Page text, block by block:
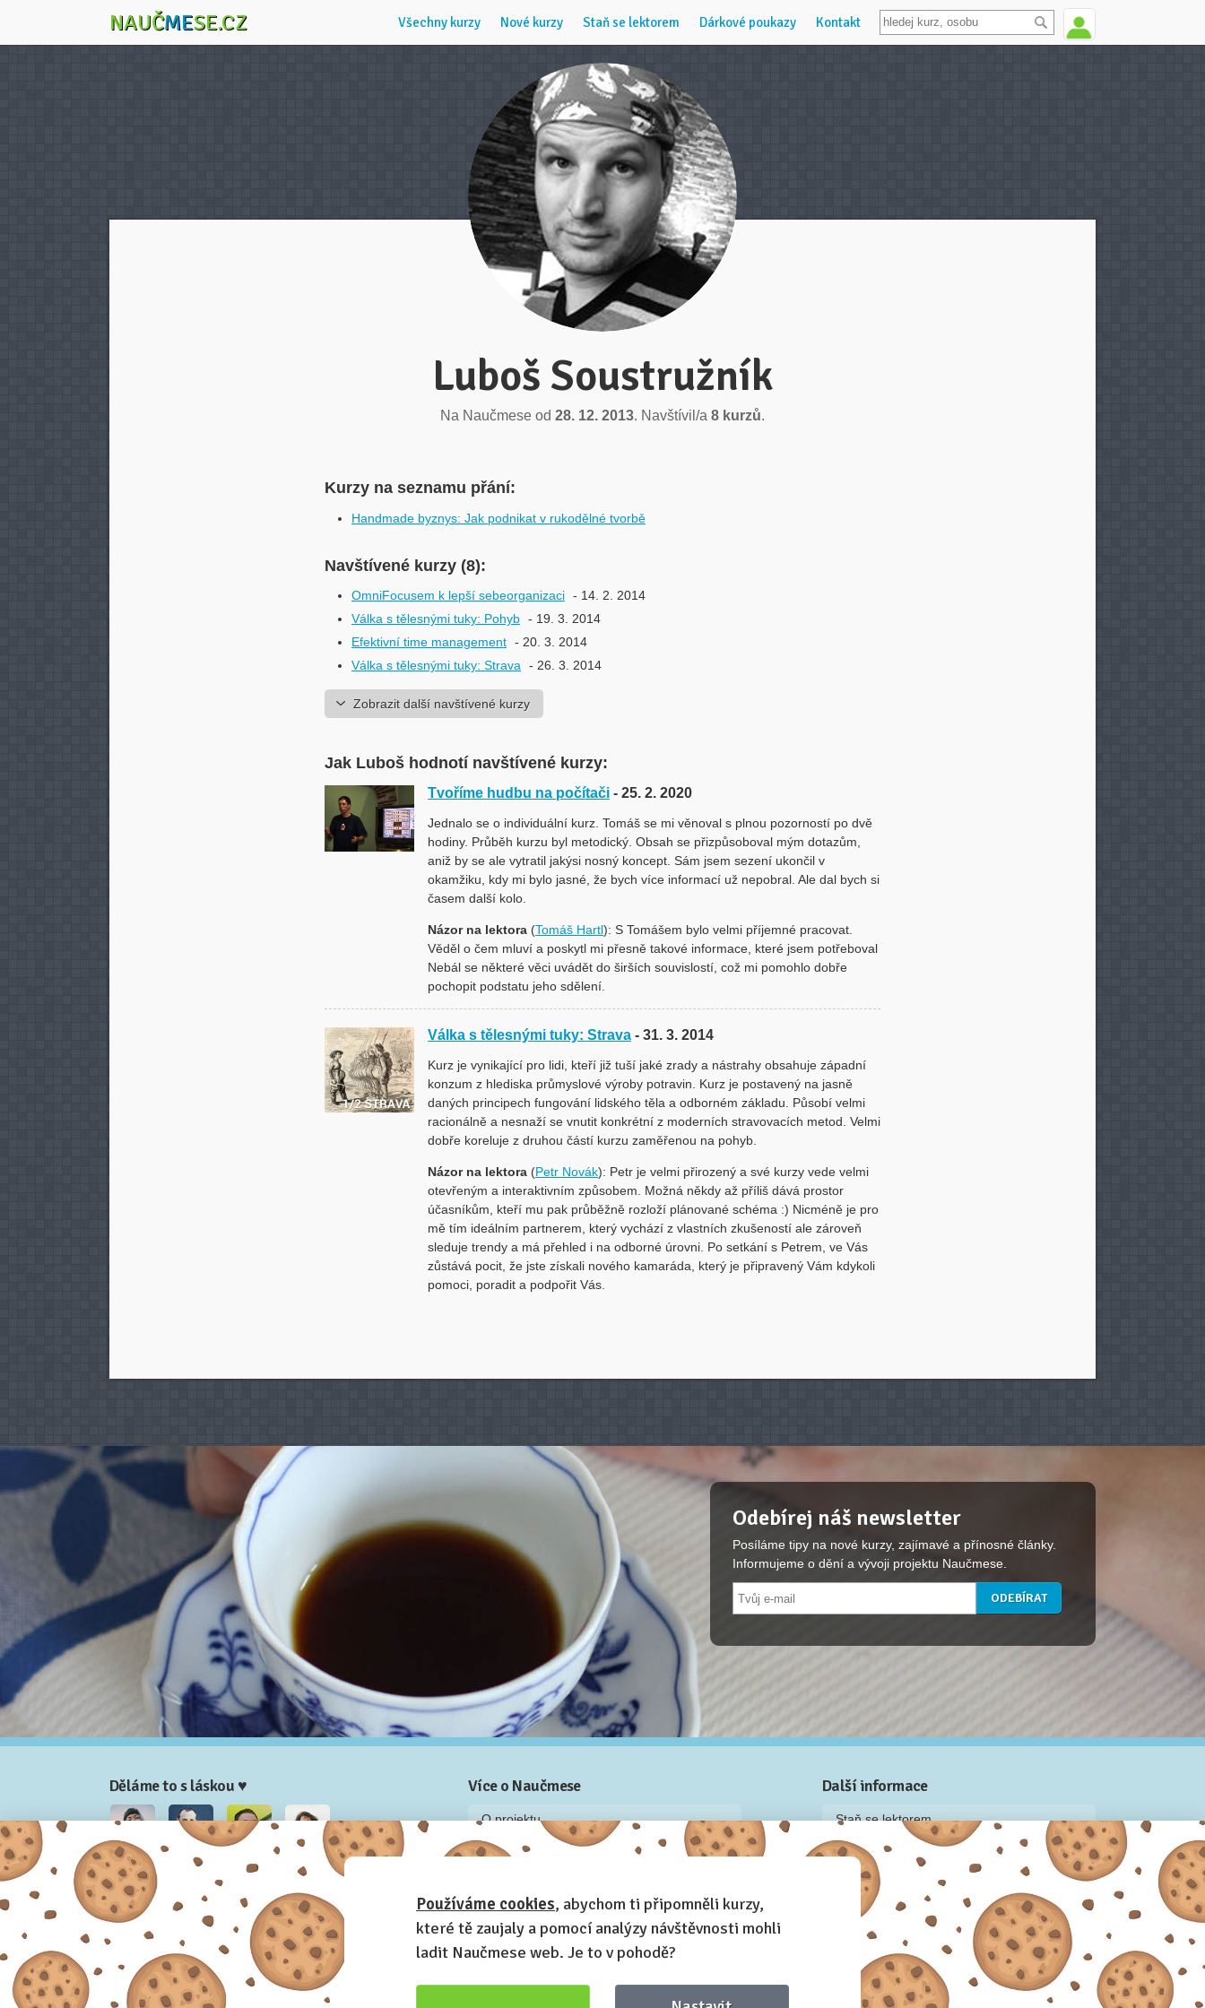
NAUČMESE.CZ Všechny kurzy Nové kurzy Staň se lektorem Dárkové poukazy Kontakt
Luboš Soustružník
Na Naučmese od 28. 12. 2013. Navštívil/a 8 kurzů.
Kurzy na seznamu přání:
Handmade byznys: Jak podnikat v rukodělné tvorbě
Navštívené kurzy (8):
OmniFocusem k lepší sebeorganizaci - 14. 2. 2014
Válka s tělesnými tuky: Pohyb - 19. 3. 2014
Efektivní time management - 20. 3. 2014
Válka s tělesnými tuky: Strava
- 26. 3. 2014
Zobrazit další navštívené kurzy
Jak Luboš hodnotí navštívené kurzy:
Tvoříme hudbu na počítači - 25. 2. 2020
Jednalo se o individuální kurz. Tomáš se mi věnoval s plnou pozorností po dvě
hodiny. Průběh kurzu byl metodický. Obsah se přizpůsoboval mým dotazům,
aniž by se ale vytratil jakýsi nosný koncept. Sám jsem sezení ukončil v
okamžiku, kdy mi bylo jasné, že bych více informací už nepobral. Ale dal bych si
časem další kolo.
Názor na lektora (Tomáš Hartl): S Tomášem bylo velmi příjemné pracovat.
Věděl o čem mluví a poskytl mi přesně takové informace, které jsem potřeboval
Nebál se některé věci uvádět do širších souvislostí, což mi pomohlo dobře
pochopit podstatu jeho sdělení.
Válka s tělesnými tuky: Strava - 31. 3. 2014
Kurz je vynikající pro lidi, kteří již tuší jaké zrady a nástrahy obsahuje západní
konzum z hlediska průmyslové výroby potravin. Kurz je postavený na jasně
daných principech fungování lidského těla a odborném základu. Působí velmi
racionálně a nesnaží se vnutit konkrétní z moderních stravovacích metod. Velmi
dobře koreluje z druhou částí kurzu zaměřenou na pohyb.
Názor na lektora (Petr Novák): Petr je velmi přirozený a své kurzy vede velmi
otevřeným a interaktivním způsobem. Možná někdy až příliš dává prostor
účasníkům, kteří mu pak průběžně rozloží plánované schéma :) Nicméně je pro
mě tím ideálním partnerem, který vychází z vlastních zkušeností ale zároveň
sleduje trendy a má přehled i na odborné úrovni. Po setkání s Petrem, ve Vás
zůstává pocit, že jste získali nového kamaráda, který je připravený Vám kdykoli
pomoci, poradit a podpořit Vás.
Odebírej náš newsletter
Posíláme tipy na nové kurzy, zajímavé a přínosné články.
Informujeme o dění a vývoji projektu Naučmese.
Děláme to s láskou ♥
Nela Josef Honza
Více o Naučmese
O projektu
Blog: recenze z kurzů, rozhovory a články
Příběh Naučmese
Naučmese festivaly
Náš systém pro vaši firmu
Prostory pro pořádání kurzů
Další informace
Staň se lektorem
Video: Jak připravit kurz na Naučmese
Často kladené dotazy
Dárkové poukazy
Podmínky užívání
Obchodní podmínky
Zásady používání cookie souborů
Používáme cookies, abychom ti připomněli kurzy,
které tě zaujaly a pomocí analýzy návštěvnosti mohli
ladit Naučmese web. Je to v pohodě?